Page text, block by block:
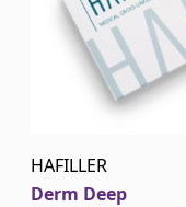
HAFILLER
Derm Deep